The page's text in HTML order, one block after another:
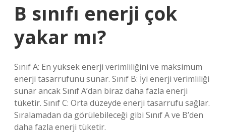
B sınıfı enerji çok
yakar mı?
Sınıf A: En yüksek enerji verimliliğini ve maksimum
enerji tasarrufunu sunar. Sınıf B: İyi enerji verimliliği
sunar ancak Sınıf A’dan biraz daha fazla enerji
tüketir. Sınıf C: Orta düzeyde enerji tasarrufu sağlar.
Sıralamadan da görülebileceği gibi Sınıf A ve B’den
daha fazla enerji tüketir.